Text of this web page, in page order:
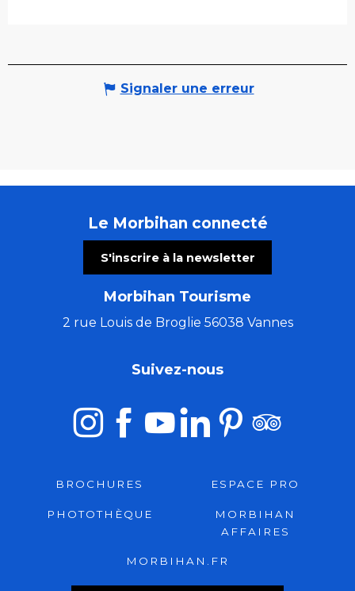
Signaler une erreur
Le Morbihan connecté
S'inscrire à la newsletter
Morbihan Tourisme
2 rue Louis de Broglie 56038 Vannes
Suivez-nous
BROCHURES ESPACE PRO
PHOTOTHÈQUE
MORBIHAN
AFFAIRES
MORBIHAN.FR